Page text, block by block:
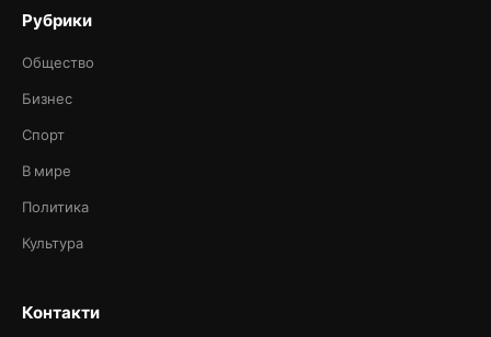
Рубрики
Общество
Бизнес
Спорт
В мире
Политика
Культура
Контакти